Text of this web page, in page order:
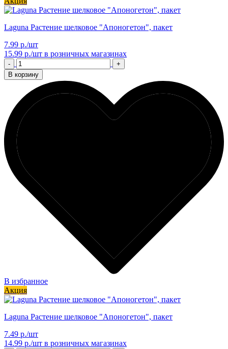
Laguna Растение шелковое "Апоногетон", пакет
7.99 р./шт
15.99 р./шт в розничных магазинах
-
+
В корзину
В избранное
Акция
Laguna Растение шелковое "Апоногетон", пакет
7.49 р./шт
14.99 р./шт в розничных магазинах